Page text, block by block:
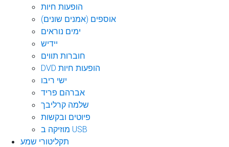
הופעות חיות
אוספים (אמנים שונים)
ימים נוראים
יידיש
חוברות תווים
DVD הופעות חיות
ישי ריבו
אברהם פריד
שלמה קרליבך
פיוטים ובקשות
מוזיקה ב USB
תקליטורי שמע